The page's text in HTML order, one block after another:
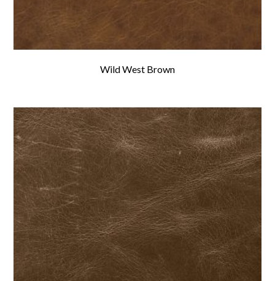
Wild West Brown